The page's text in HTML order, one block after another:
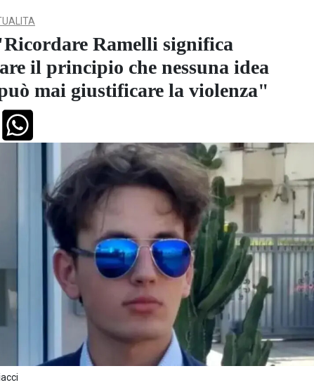
Ramelli significa
il principio che nessuna idea
mai giustificare la violenza"